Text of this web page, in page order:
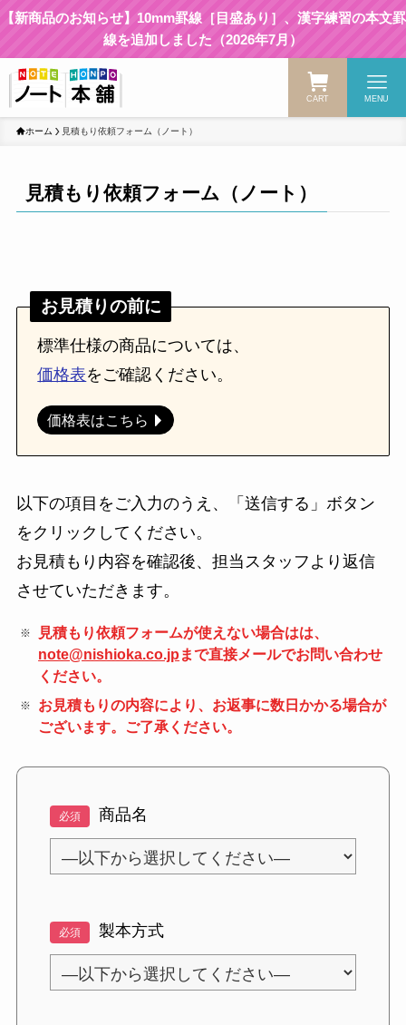
【新商品のお知らせ】10mm罫線［目盛あり］、漢字練習の本文罫
線を追加しました（2026年7月）
CART MENU
ホーム 見積もり依頼フォーム（ノート）
見積もり依頼フォーム（ノート）
お見積りの前に
標準仕様の商品については、
価格表をご確認ください。
価格表はこちら
以下の項目をご入力のうえ、「送信する」ボタン
をクリックしてください。
お見積もり内容を確認後、担当スタッフより返信
させていただきます。
見積もり依頼フォームが使えない場合はは、
note@nishioka.co.jp まで直接メールでお問い合わせ
ください。
お見積もりの内容により、お返事に数日かかる場合が
ございます。ご了承ください。
必須 商品名
必須 製本方式